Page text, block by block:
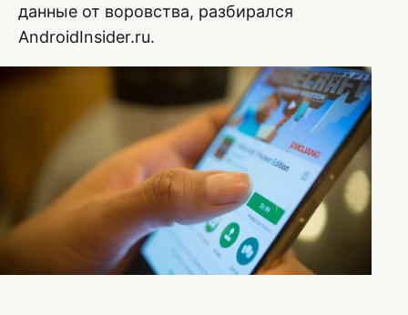
данные от воровства, разбирался
AndroidInsider.ru.